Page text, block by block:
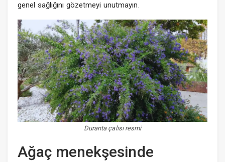
genel sağlığını gözetmeyi unutmayın.
Duranta çalısı resmi
Ağaç menekşesinde